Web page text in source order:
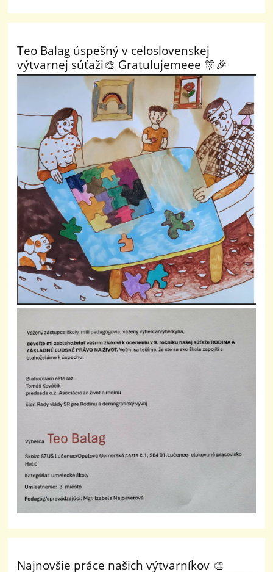
Teo Balag úspešný v celoslovenskej
výtvarnej súťaži🎨 Gratulujemeee 🎊🎉
Najnovšie práce našich výtvarníkov 🎨